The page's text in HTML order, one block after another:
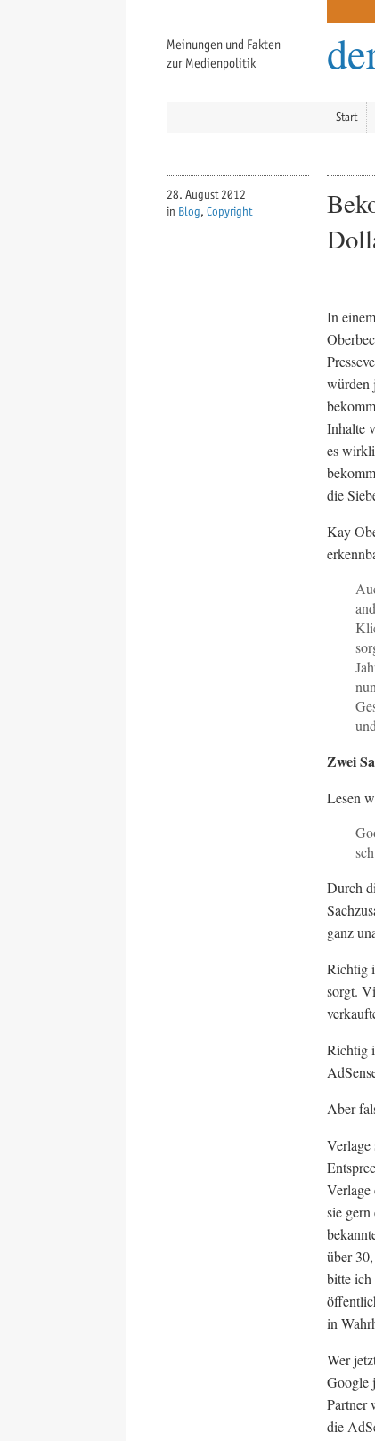
Meinungen und Fakten
zur Medienpolitik
Start
28. August 2012
in Blog, Copyright
In einem
würden
Inhalte
es
die
Kay
Zwei
Lesen
Durch
ganz
Richtig
sorgt.
Richtig
Aber
Verlage
Verlage
sie
über
bitte ich
in
Wer
Google
Partner
die